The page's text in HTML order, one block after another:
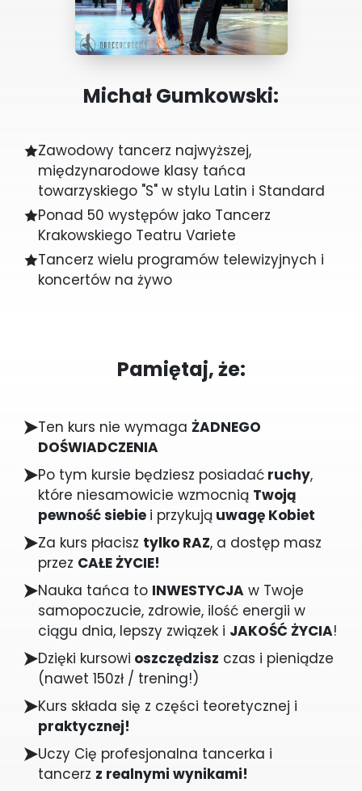
Michał Gumkowski:
Zawodowy tancerz najwyższej,
międzynarodowe klasy tańca
towarzyskiego "S" w stylu Latin i Standard
Ponad 50 występów jako Tancerz
Krakowskiego Teatru Variete
Tancerz wielu programów telewizyjnych i
koncertów na żywo
Pamiętaj, że:
Ten kurs nie wymaga ŻADNEGO
DOŚWIADCZENIA
Po tym kursie będziesz posiadać ruchy,
które niesamowicie wzmocnią Twoją
pewność siebie i przykują uwagę Kobiet
Za kurs płacisz tylko RAZ, a dostęp masz
przez CAŁE ŻYCIE!
Nauka tańca to INWESTYCJA w Twoje
samopoczucie, zdrowie, ilość energii w
ciągu dnia, lepszy związek i JAKOŚĆ ŻYCIA!
Dzięki kursowi oszczędzisz czas i pieniądze
(nawet 150zł / trening!)
Kurs składa się z części teoretycznej i
praktycznej!
Uczy Cię profesjonalna tancerka i
tancerz z realnymi wynikami!